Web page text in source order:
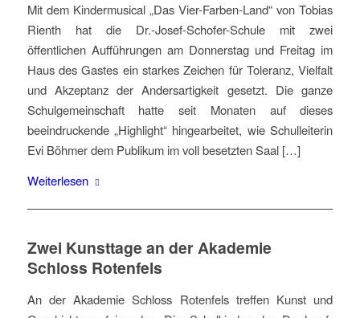
Mit dem Kindermusical „Das Vier-Farben-Land“ von Tobias
Rienth hat die Dr.-Josef-Schofer-Schule mit zwei
öffentlichen Aufführungen am Donnerstag und Freitag im
Haus des Gastes ein starkes Zeichen für Toleranz, Vielfalt
und Akzeptanz der Andersartigkeit gesetzt. Die ganze
Schulgemeinschaft hatte seit Monaten auf dieses
beeindruckende „Highlight“ hingearbeitet, wie Schulleiterin
Evi Böhmer dem Publikum im voll besetzten Saal […]
Weiterlesen
Zwei Kunsttage an der Akademie
Schloss Rotenfels
An der Akademie Schloss Rotenfels treffen Kunst und